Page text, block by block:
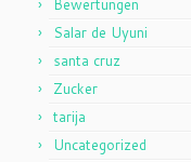
Bewertungen
Salar de Uyuni
santa cruz
Zucker
tarija
Uncategorized